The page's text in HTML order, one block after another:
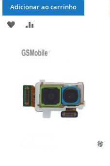
Adicionar ao carrinho
ADICIONAR
LISTA
DESEJOS
COMPARAÇÃO